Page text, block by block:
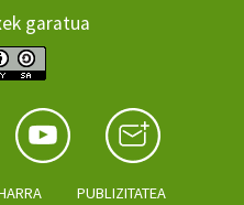
garatua
PUBLIZITATEA